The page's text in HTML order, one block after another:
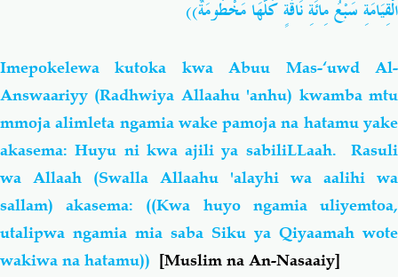
الْقِيَامَةِ سَبْعُ مِائَةِ نَاقَةٍ كُلُّهَا مَخْطُومَةٌ))
Imepokelewa kutoka kwa Abuu Mas-‘uwd Al-
Answaariyy (Radhwiya Allaahu 'anhu) kwamba mtu
mmoja alimleta ngamia wake pamoja na hatamu yake
akasema: Huyu ni kwa ajili ya sabiliLLaah. Rasuli
wa Allaah (Swalla Allaahu 'alayhi wa aalihi wa
sallam) akasema: ((Kwa huyo ngamia uliyemtoa,
utalipwa ngamia mia saba Siku ya Qiyaamah wote
wakiwa na hatamu)) [Muslim na An-Nasaaiy]